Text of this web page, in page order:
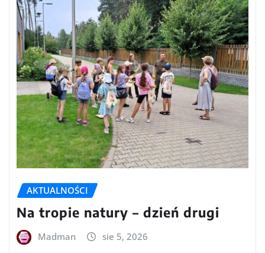
AKTUALNOŚCI
Na tropie natury – dzień drugi
Madman sie 5, 2026